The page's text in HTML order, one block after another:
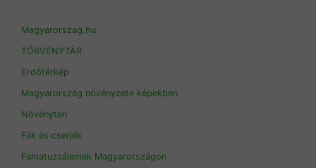
Magyarorszag.hu
TÖRVÉNYTÁR
Erdőtérkép
Magyarország növényzete képekben
Növénytan
Fák és cserjék
Famatuzsálemek Magyarországon